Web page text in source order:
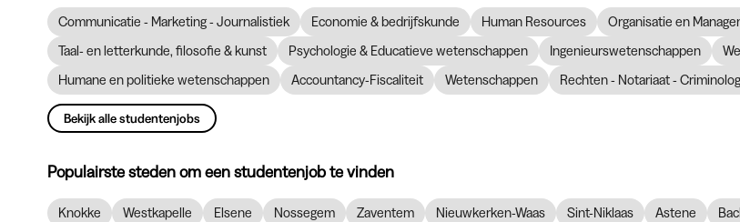
Communicatie - Marketing - Journalistiek Economie & bedrijfskunde Human Resources Organisatie en
Taal- en letterkunde, filosofie & kunst
Psychologie & Educatieve wetenschappen Ingenieurswetenschappen
Humane en politieke wetenschappen
Accountancy-Fiscaliteit Wetenschappen Rechten - Notariaat -
Bekijk alle studentenjobs
Populairste steden om een studentenjob te vinden
Knokke Westkapelle Elsene Nossegem Zaventem Nieuwkerken-Waas Sint-Niklaas Astene